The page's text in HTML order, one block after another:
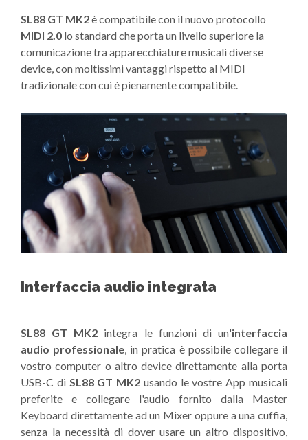
SL88 GT MK2è compatibile con il nuovo protocollo
MIDI 2.0 lo standard che porta un livello superiore la
comunicazione tra apparecchiature musicali diverse
device, con moltissimi vantaggi rispetto al MIDI
tradizionale con cui è pienamente compatibile.
Interfaccia audio integrata
SL88 GT MK2 integra le funzioni di un'interfaccia
audio professionale , in pratica è possibile collegare il
vostro computer o altro device direttamente alla porta
USB-C di SL88 GT MK2 usando le vostre App musicali
preferite e collegare l'audio fornito dalla Master
Keyboard direttamente ad un Mixer oppure a una cuffia,
senza la necessità di dover usare un altro dispositivo,